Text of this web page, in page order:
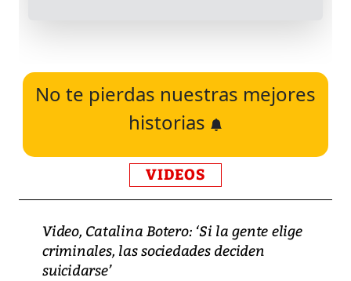
No te pierdas nuestras mejores
historias
VIDEOS
Video, Catalina Botero: ‘Si la gente elige
criminales, las sociedades deciden
suicidarse’